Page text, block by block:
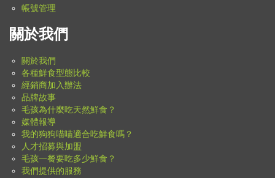
帳號管理
關於我們
關於我們
各種鮮食型態比較
經銷商加入辦法
品牌故事
毛孩為什麼吃天然鮮食？
媒體報導
我的狗狗喵喵適合吃鮮食嗎？
人才招募與加盟
毛孩一餐要吃多少鮮食？
我們提供的服務